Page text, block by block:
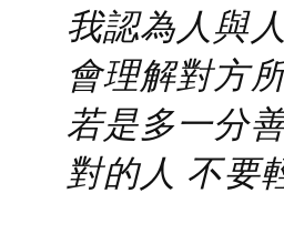
我認為人與
會理解對方
若是多一分
對的人 不要